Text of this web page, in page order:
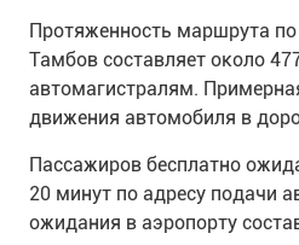
Протяженность маршрута
Тамбов составляет около
автомагистралям.
движения автомобиля в
Пассажиров бесплатно
20 минут по адресу подачи
ожидания в аэропорту